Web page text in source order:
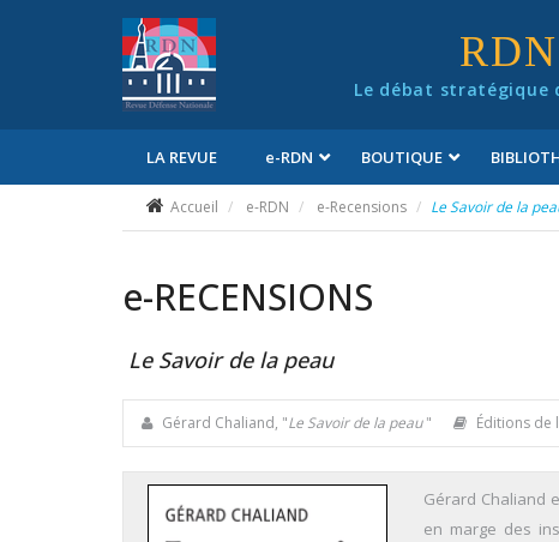
RDN
Le débat stratégique
LA REVUE e-RDN BOUTIQUE
Accueil e-RDN e-Recensions Le Savoir de la
e-RECENSIONS
Le Savoir de la peau
Gérard Chaliand, "Le Savoir de la peau" Éditions de
Gérard Chaliand
en marge des